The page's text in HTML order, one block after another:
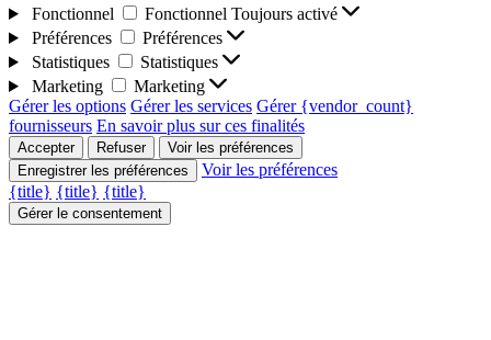
Fonctionnel
Fonctionnel Toujours activé
Préférences
Préférences
Statistiques
Statistiques
Marketing
Marketing
Gérer les options Gérer les services Gérer {vendor_count}
fournisseurs En savoir plus sur ces finalités
Accepter Refuser
Voir les préférences
Enregistrer les préférences
Voir les préférences
{title} {title} {title}
Gérer le consentement